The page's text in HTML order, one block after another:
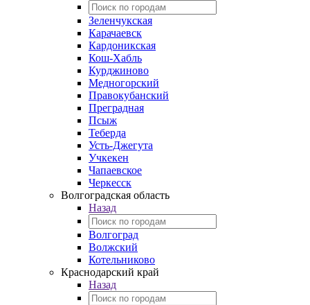
Зеленчукская
Карачаевск
Кардоникская
Кош-Хабль
Курджиново
Медногорский
Правокубанский
Преградная
Псыж
Теберда
Усть-Джегута
Учкекен
Чапаевское
Черкесск
Волгоградская область
Назад
Волгоград
Волжский
Котельниково
Краснодарский край
Назад